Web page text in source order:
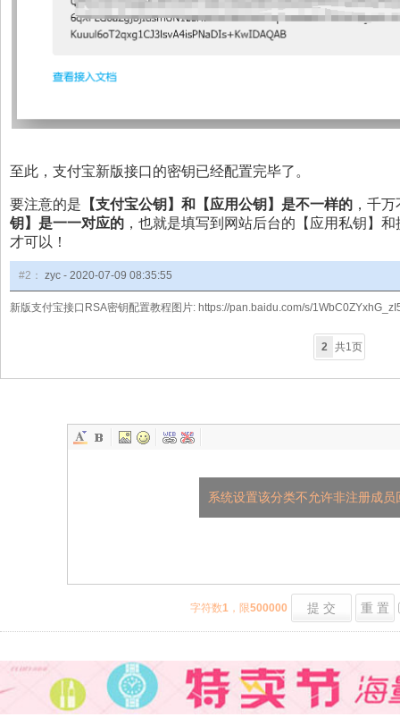
至此，支付宝新版接口的密钥已经配置完毕了。
要注意的是 【支付宝公钥 】和【应用公钥】是不一样的 ，千
钥】是一一对应的 ，也就是填写到网站后台的【应用私钥】
才可以！
#2： zyc - 2020-07-09 08:35:55
新版支付宝接口RSA密钥配置教程图片: https://pan.baidu.com/s/
2 共1页
系统设置该分类不允许非注册成员
字符数1 ，限500000 提 交 重 置